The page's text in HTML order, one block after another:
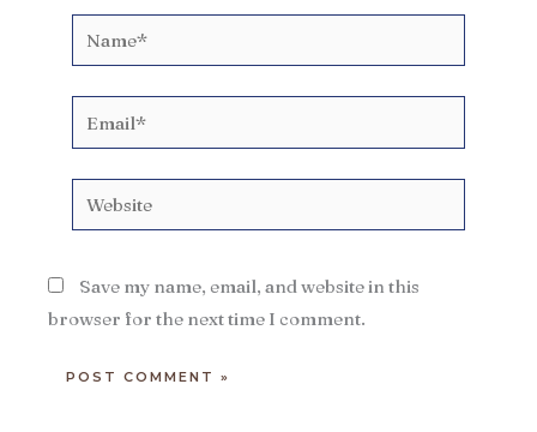
Email*
Website
Save my name, email, and website in this
browser for the next time I comment.